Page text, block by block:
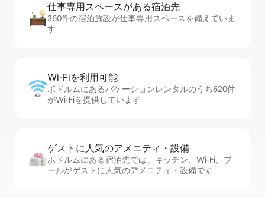
仕事専用ス⁠ペ⁠ー⁠スがあ⁠る宿⁠泊⁠先
360件の宿泊施設が仕事専用スペースを備えていま
す
Wi-Fiを利⁠用⁠可⁠能
ボドルムにあるバケーションレンタルのうち620件
がWi-Fiを提供しています
ゲストに人⁠気⁠のア⁠メ⁠ニ⁠テ⁠ィ・設⁠備
ボドルムにある宿泊先では、キッチン、Wi-Fi、プ
ールがゲストに人気のアメニティ・設備です